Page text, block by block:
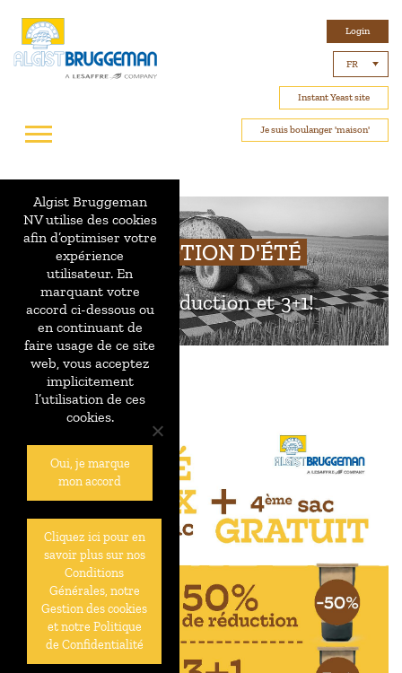
Login
FR
Instant Yeast site
Je suis boulanger 'maison'
PROMOTION D'ÉTÉ
50% de réduction et 3+1!
Algist Bruggeman
NV utilise des cookies
afin d’optimiser votre
expérience
utilisateur. En
marquant votre
accord ci-dessous ou
en continuant de
faire usage de ce site
web, vous acceptez
implicitement
l’utilisation de ces
cookies.
Oui, je marque
mon accord
Cliquez ici pour en
savoir plus sur nos
Conditions
Générales, notre
Gestion des cookies
et notre Politique
de Confidentialité